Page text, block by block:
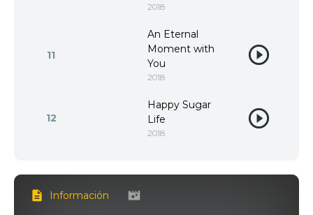
2018
11
An Eternal
Moment with
You
2018
12
Happy Sugar
Life
2018
Información